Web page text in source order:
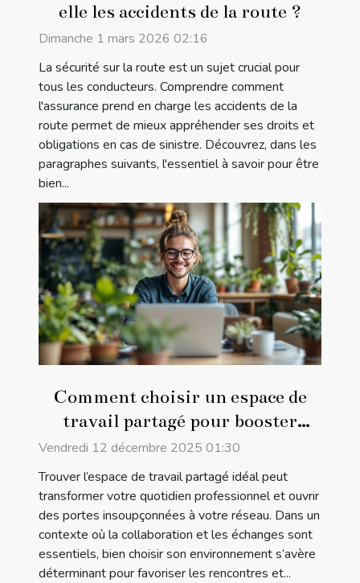
elle les accidents de la route ?
Dimanche 1 mars 2026 02:16
La sécurité sur la route est un sujet crucial pour
tous les conducteurs. Comprendre comment
l'assurance prend en charge les accidents de la
route permet de mieux appréhender ses droits et
obligations en cas de sinistre. Découvrez, dans les
paragraphes suivants, l'essentiel à savoir pour être
bien...
Comment choisir un espace de
travail partagé pour booster
votre réseau professionnel ?
Vendredi 12 décembre 2025 01:30
Trouver l’espace de travail partagé idéal peut
transformer votre quotidien professionnel et ouvrir
des portes insoupçonnées à votre réseau. Dans un
contexte où la collaboration et les échanges sont
essentiels, bien choisir son environnement s’avère
déterminant pour favoriser les rencontres et...